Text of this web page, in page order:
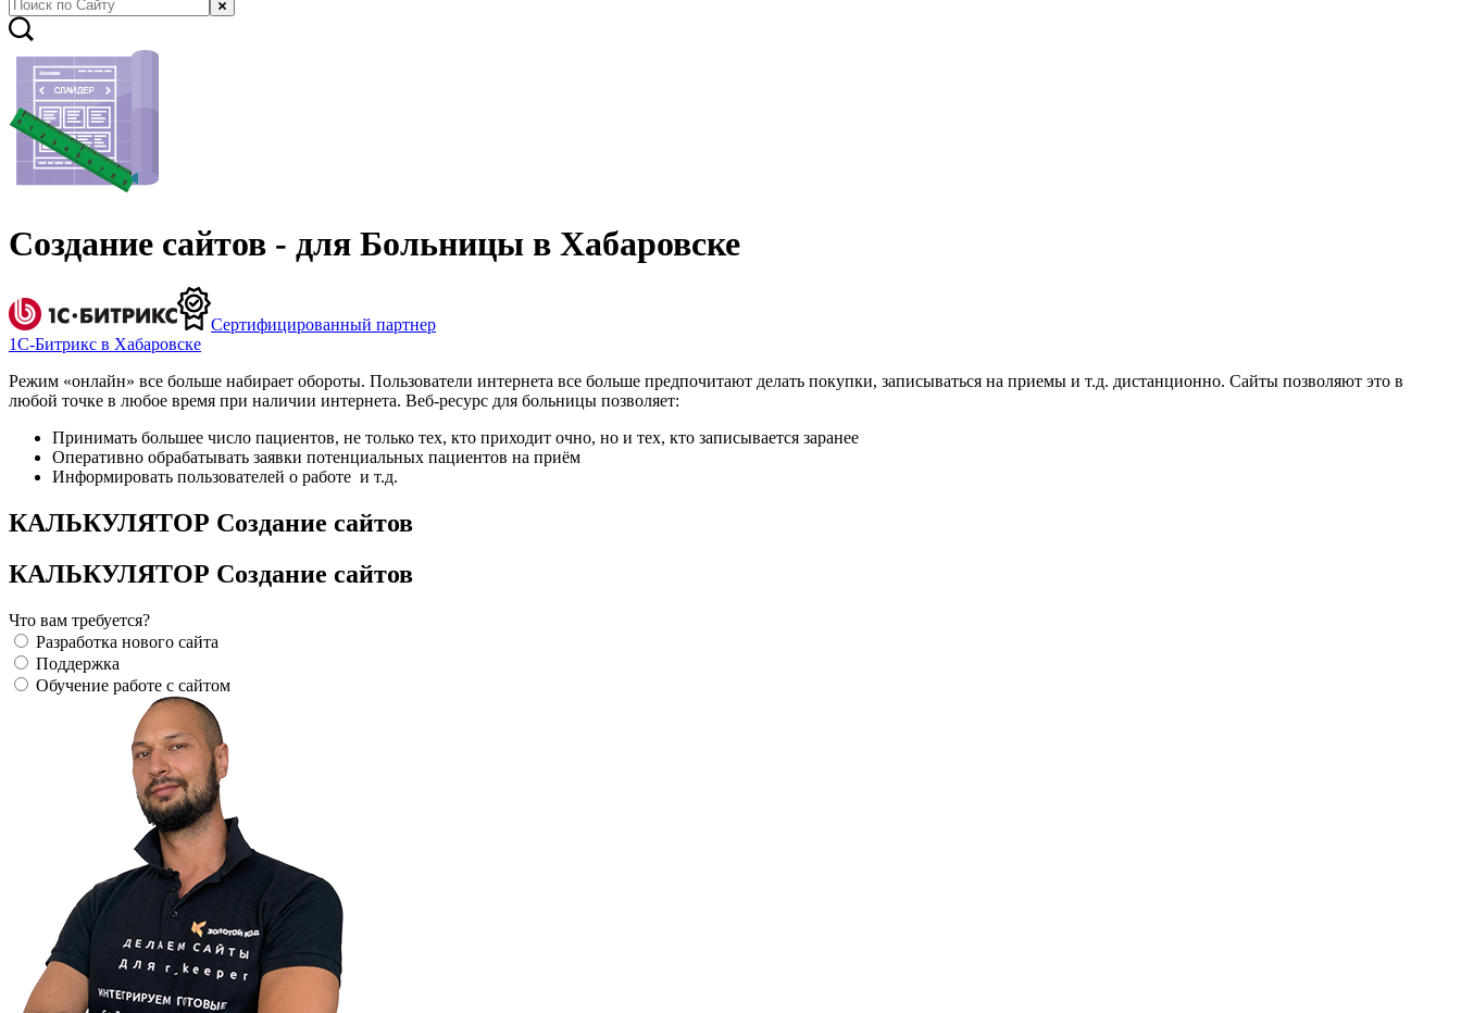
Создание сайтов - для Больницы в Хабаровске
Сертифицированный партнер
1С-Битрикс в Хабаровске
Режим «онлайн» все больше набирает обороты. Пользователи интернета все больше предпочитают делать покупки, записываться на приемы и т.д. дистанционно. Сайты позволяют это в
любой точке в любое время при наличии интернета. Веб-ресурс для больницы позволяет:
Принимать большее число пациентов, не только тех, кто приходит очно, но и тех, кто записывается заранее
Оперативно обрабатывать заявки потенциальных пациентов на приём
Информировать пользователей о работе и т.д.
КАЛЬКУЛЯТОР Создание сайтов
КАЛЬКУЛЯТОР Создание сайтов
Что вам требуется?
Разработка нового сайта
Поддержка
Обучение работе с сайтом